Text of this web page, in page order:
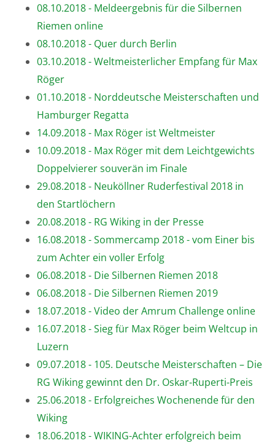
08.10.2018 - Meldeergebnis für die Silbernen
Riemen online
08.10.2018 - Quer durch Berlin
03.10.2018 - Weltmeisterlicher Empfang für Max
Röger
01.10.2018 - Norddeutsche Meisterschaften und
Hamburger Regatta
14.09.2018 - Max Röger ist Weltmeister
10.09.2018 - Max Röger mit dem Leichtgewichts
Doppelvierer souverän im Finale
29.08.2018 - Neuköllner Ruderfestival 2018 in
den Startlöchern
20.08.2018 - RG Wiking in der Presse
16.08.2018 - Sommercamp 2018 - vom Einer bis
zum Achter ein voller Erfolg
06.08.2018 - Die Silbernen Riemen 2018
06.08.2018 - Die Silbernen Riemen 2019
18.07.2018 - Video der Amrum Challenge online
16.07.2018 - Sieg für Max Röger beim Weltcup in
Luzern
09.07.2018 - 105. Deutsche Meisterschaften – Die
RG Wiking gewinnt den Dr. Oskar-Ruperti-Preis
25.06.2018 - Erfolgreiches Wochenende für den
Wiking
18.06.2018 - WIKING-Achter erfolgreich beim